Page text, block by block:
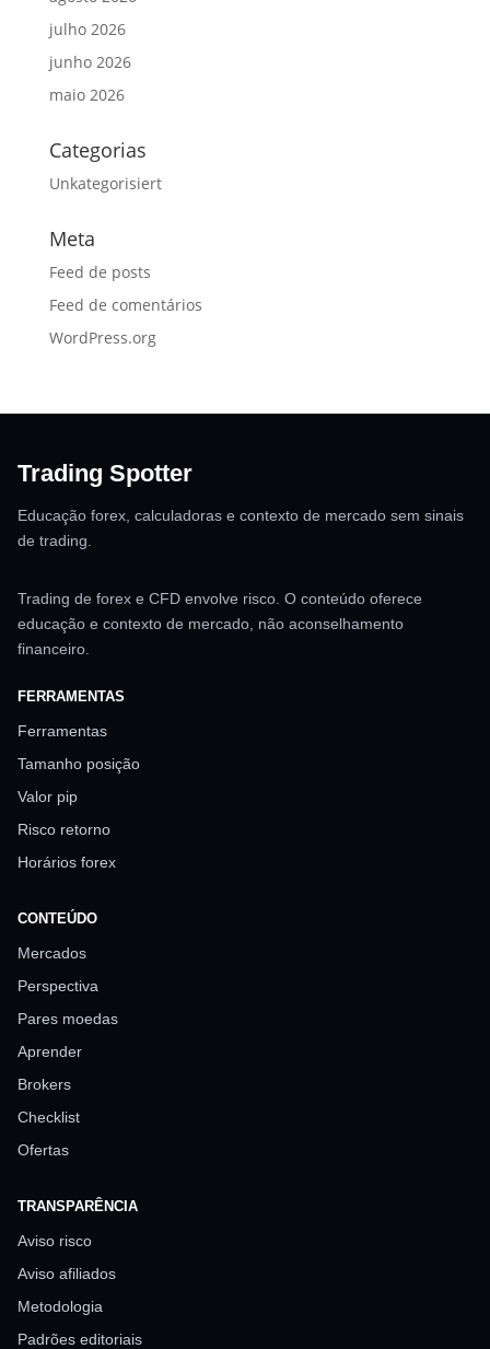
julho 2026
junho 2026
maio 2026
Categorias
Unkategorisiert
Meta
Feed de posts
Feed de comentários
WordPress.org
Trading Spotter
Educação forex, calculadoras e contexto de mercado sem sinais
de trading.
Trading de forex e CFD envolve risco. O conteúdo oferece
educação e contexto de mercado, não aconselhamento
financeiro.
FERRAMENTAS
Ferramentas
Tamanho posição
Valor pip
Risco retorno
Horários forex
CONTEÚDO
Mercados
Perspectiva
Pares moedas
Aprender
Brokers
Checklist
Ofertas
TRANSPARÊNCIA
Aviso risco
Aviso afiliados
Metodologia
Padrões editoriais